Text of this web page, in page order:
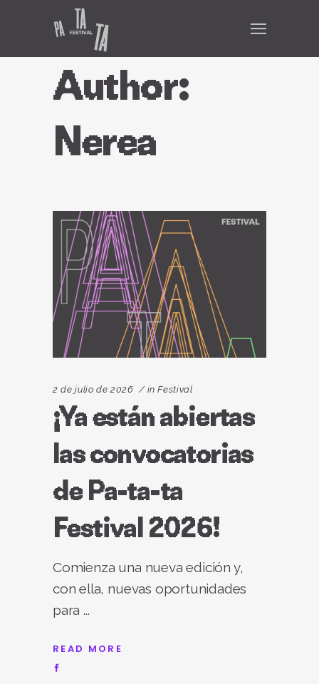
Author:
Nerea
2 de julio de 2026 in Festival
¡Ya están abiertas
las convocatorias
de Pa-ta-ta
Festival 2026!
Comienza una nueva edición y,
con ella, nuevas oportunidades
para
READ MORE